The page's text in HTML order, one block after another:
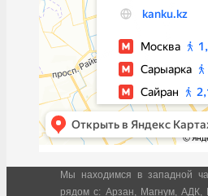
Мы находимся в западной
рядом с: Арзан, Магнум, АДК,